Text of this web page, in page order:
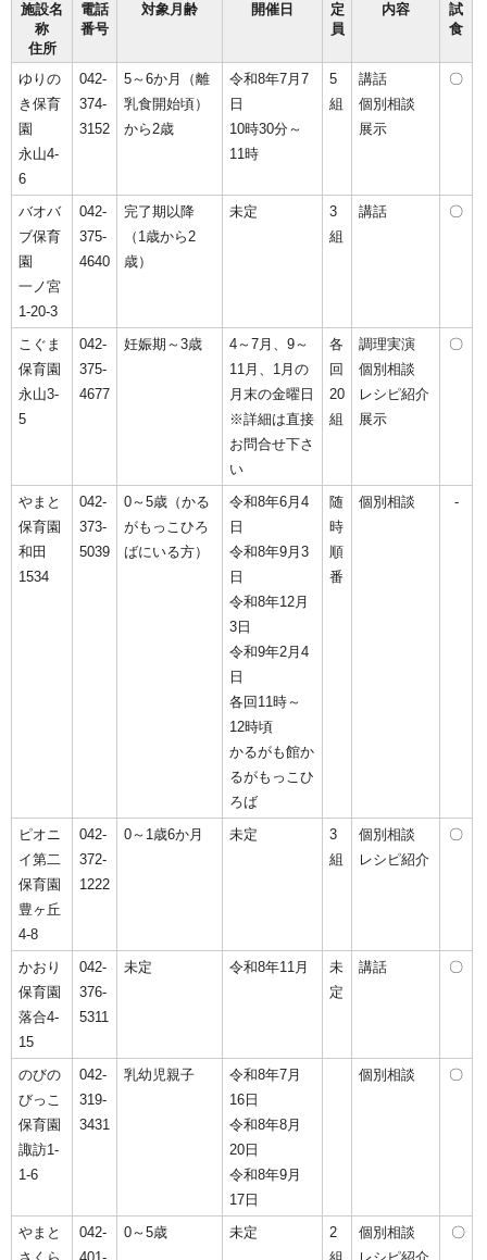
施設名
称
住所
電話
番号
対象月齢 開催日
定
員
内容
試
食
ゆりの
き保育
園
永山4-
6
042-
374-
3152
5～6か月（離
乳食開始頃）
から2歳
令和8年7月7
日
10時30分～
11時
5
組
講話
個別相談
展示
〇
バオバ
ブ保育
園
一ノ宮
1-20-3
042-
375-
4640
完了期以降
（1歳から2
歳）
未定
3
組
講話 〇
こぐま
保育園
永山3-
5
042-
375-
4677
妊娠期～3歳
4～7月、9～
11月、1月の
月末の金曜日
※詳細は直接
お問合せ下さ
い
各
回
20
組
調理実演
個別相談
レシピ紹介
展示
〇
やまと
保育園
和田
1534
042-
373-
5039
0～5歳（かる
がもっこひろ
ばにいる方）
令和8年6月4
日
令和8年9月3
日
令和8年12月
3日
令和9年2月4
日
各回11時～
12時頃
かるがも館か
るがもっこひ
ろば
随
時
順
番
個別相談 -
ピオニ
イ第二
保育園
豊ヶ丘
4-8
042-
372-
1222
0～1歳6か月 未定
3
組
個別相談
レシピ紹介
〇
かおり
保育園
落合4-
15
042-
376-
5311
未定 令和8年11月
未
定
講話 〇
のびの
びっこ
保育園
諏訪1-
1-6
042-
319-
3431
乳幼児親子
令和8年7月
16日
令和8年8月
20日
令和8年9月
17日
個別相談 〇
やまと
042-
0～5歳 未定
2
個別相談
〇